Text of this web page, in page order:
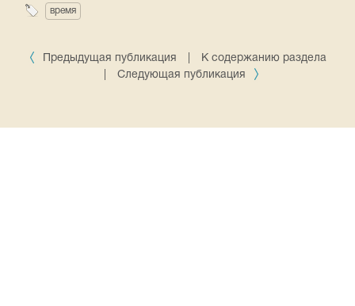
время
Предыдущая публикация
К содержанию раздела
Следующая публикация